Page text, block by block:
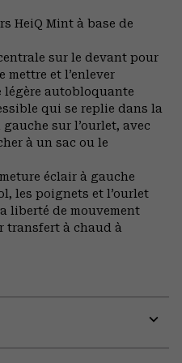
HeiQ Mint à base de
sur le devant pour
mettre et l’enlever
légère autobloquante
qui se replie dans la
sur l’ourlet, avec
à un sac ou le
éclair à gauche
les poignets et l’ourlet
liberté de mouvement
transfert à chaud à